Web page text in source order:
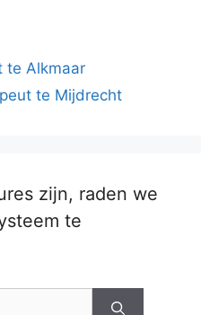
te Alkmaar
te Mijdrecht
zijn, raden we
te